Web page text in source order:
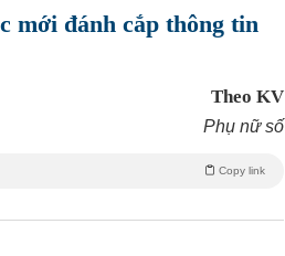
mới đánh cắp thông tin
Theo KV
Phụ nữ số
Copy link